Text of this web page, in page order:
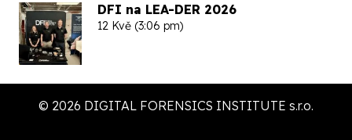
DFI na LEA-DER 2026
12 Kvě (3:06 pm)
© 2026 DIGITAL FORENSICS INSTITUTE s.r.o.